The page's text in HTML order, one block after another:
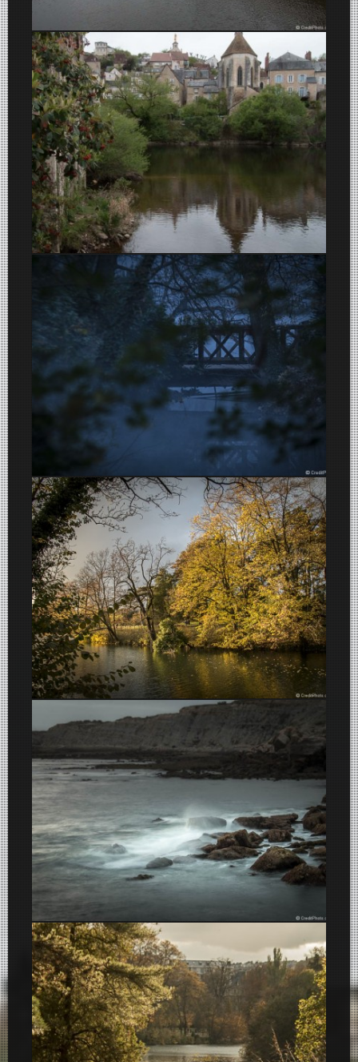
Argenton-Sur-Creuse
Argenton-Sur-Creuse
Pont au Parc Tête d’Or
Belles couleurs d’Automne au Parc de la Tête d’Or
Plages et rochers, Sao Bernardino, Portugal, 2015